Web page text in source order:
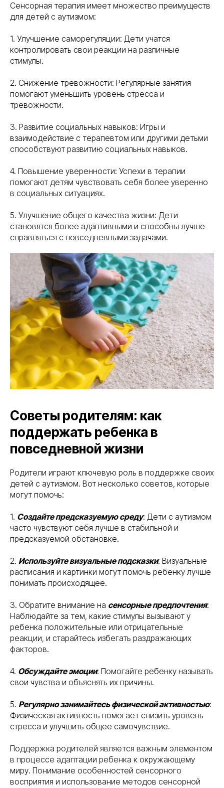
Сенсорная терапия имеет множество преимуществ
для детей с аутизмом:
1. Улучшение саморегуляции: Дети учатся
контролировать свои реакции на различные
стимулы.
2. Снижение тревожности: Регулярные занятия
помогают уменьшить уровень стресса и
тревожности.
3. Развитие социальных навыков: Игры и
взаимодействие с терапевтом или другими детьми
способствуют развитию социальных навыков.
4. Повышение уверенности: Успехи в терапии
помогают детям чувствовать себя более уверенно
в социальных ситуациях.
5. Улучшение общего качества жизни: Дети
становятся более адаптивными и способны лучше
справляться с повседневными задачами.
Советы родителям: как
поддержать ребенка в
повседневной жизни
Родители играют ключевую роль в поддержке своих
детей с аутизмом. Вот несколько советов, которые
могут помочь:
1. Создайте предсказуемую среду: Дети с аутизмом
часто чувствуют себя лучше в стабильной и
предсказуемой обстановке.
2. Используйте визуальные подсказки: Визуальные
расписания и картинки могут помочь ребенку лучше
понимать происходящее.
3. Обратите внимание на сенсорные предпочтения:
Наблюдайте за тем, какие стимулы вызывают у
ребенка положительные или отрицательные
реакции, и старайтесь избегать раздражающих
факторов.
4. Обсуждайте эмоции: Помогайте ребенку называть
свои чувства и объяснять их причины.
5. Регулярно занимайтесь физической активностью:
Физическая активность помогает снизить уровень
стресса и улучшить общее самочувствие.
Поддержка родителей является важным элементом
в процессе адаптации ребенка к окружающему
миру. Понимание особенностей сенсорного
восприятия и использование методов сенсорной